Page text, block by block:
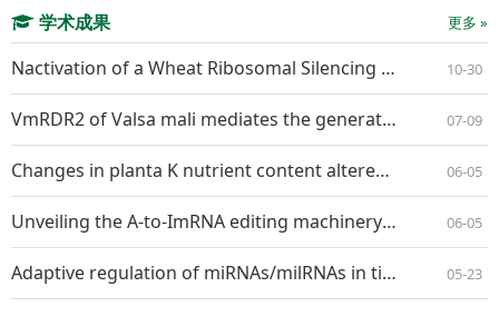
学术成果 更多 »
Nactivation of a Wheat Ribosomal Silencing Factor Gene TaRsfS Confers Resistance to Both Powdery Mildew and Stripe Rust 10-30
VmRDR2 of Valsa mali mediates the generation of VmR2-siR1 that suppresses apple resistance by RNA interference 07-09
Changes in planta K nutrient content altered the interaction pattern between Nicotiana benthamiana and Alternaria longipes 06-05
Unveiling the A-to-ImRNA editing machineryand its regulation and evolution in fungi 06-05
Adaptive regulation of miRNAs/milRNAs in tissue specific interaction between apple and Valsa mali 05-23